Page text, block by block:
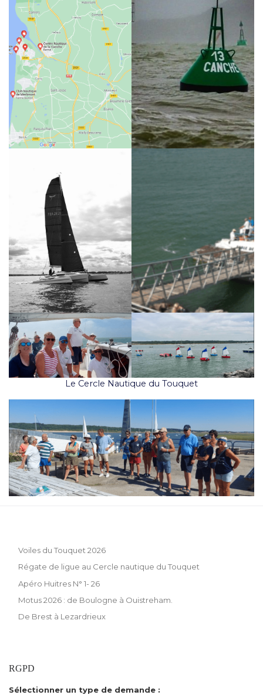
Le Cercle Nautique du Touquet
Voiles du Touquet 2026
Régate de ligue au Cercle nautique du Touquet
Apéro Huitres N° 1- 26
Motus 2026 : de Boulogne à Ouistreham.
De Brest à Lezardrieux
RGPD
Sélectionner un type de demande :